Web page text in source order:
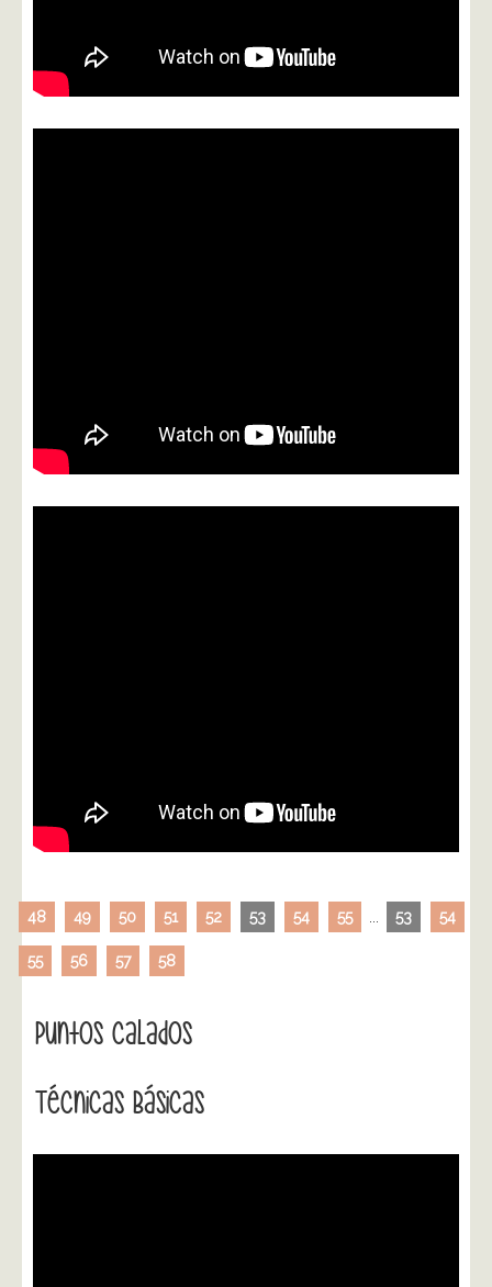
48 49 50 51 52 53 54 55 53 54
55 56 57 58
Puntos Calados
Técnicas Básicas